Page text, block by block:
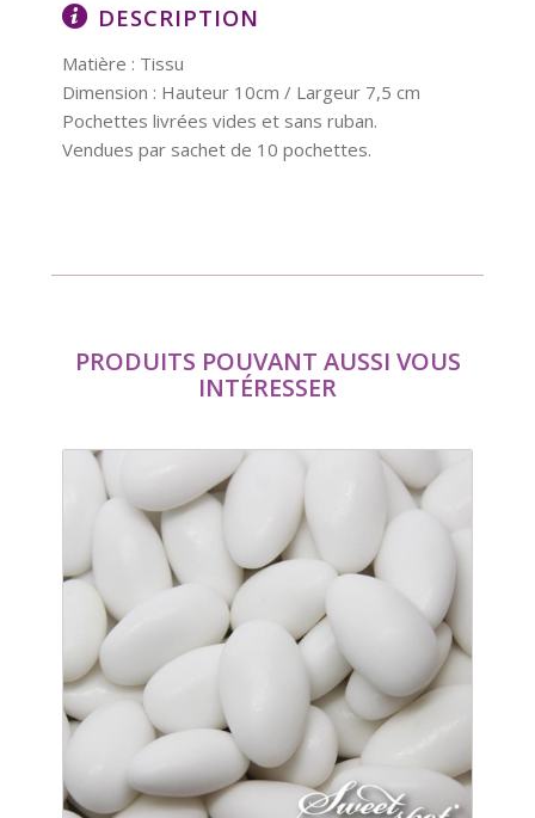
DESCRIPTION
Matière : Tissu
Dimension : Hauteur 10cm / Largeur 7,5 cm
Pochettes livrées vides et sans ruban.
Vendues par sachet de 10 pochettes.
PRODUITS POUVANT AUSSI VOUS
INTÉRESSER